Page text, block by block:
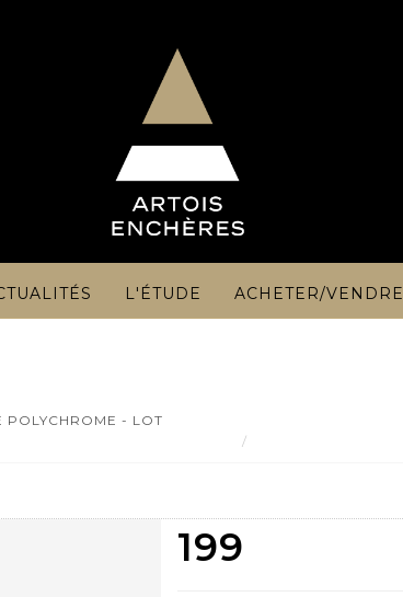
L'ÉTUDE ACHETER/VENDRE
POLYCHROME - LOT
199